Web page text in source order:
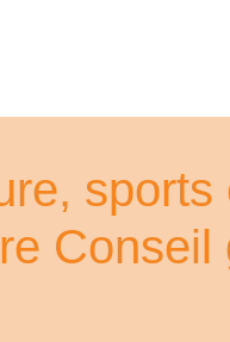
sports
Conseil